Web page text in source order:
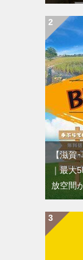
【滋賀
｜最大
放空間